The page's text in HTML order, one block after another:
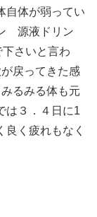
自体が弱ってい
源液ドリン
さいと言わ
戻ってきた感
るみる体も元
は３．４日に1
く疲れもなく